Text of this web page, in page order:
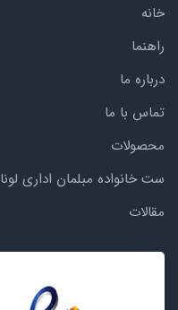
خانه
راهنما
درباره ما
تماس با ما
محصولات
ست خانواده مبلمان اداری لونا
مقالات